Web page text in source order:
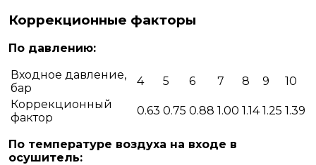
Коррекционные факторы
По давлению:
Входное давление,
бар
4 5 6 7 8 9
10
Коррекционный
фактор
0.63 0.75 0.88 1.00 1.14 1.25 1.39
По температуре воздуха на входе в
осушитель: